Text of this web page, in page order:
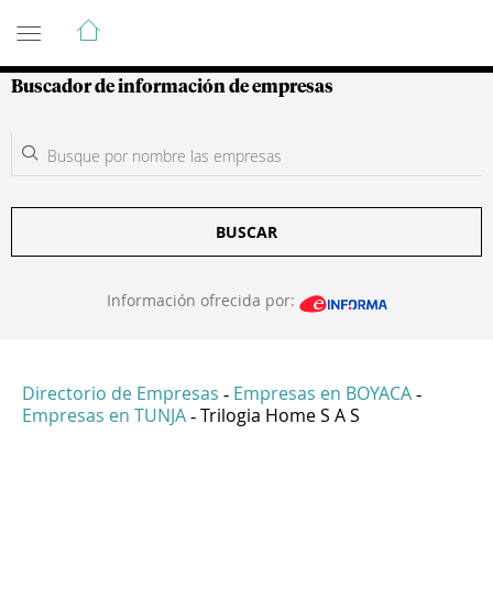
Guía de Empresas Colombianas
Buscador de información de empresas
BUSCAR
Información ofrecida por:
Directorio de Empresas - Empresas en BOYACA -
Empresas en TUNJA - Trilogia Home S A S